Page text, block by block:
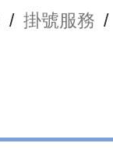
/ 掛號服務 /